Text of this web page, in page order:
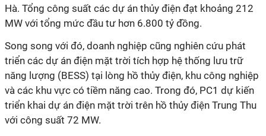
Hà. Tổng công suất các dự án thủy điện đạt khoảng 212
MW với tổng mức đầu tư hơn 6.800 tỷ đồng.
Song song với đó, doanh nghiệp cũng nghiên cứu phát
triển các dự án điện mặt trời tích hợp hệ thống lưu trữ
năng lượng (BESS) tại lòng hồ thủy điện, khu công nghiệp
và các khu vực có tiềm năng cao. Trong đó, PC1 dự kiến
triển khai dự án điện mặt trời trên hồ thủy điện Trung Thu
với công suất 72 MW.